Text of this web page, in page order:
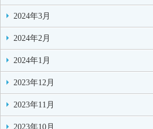
2024年3月
2024年2月
2024年1月
2023年12月
2023年11月
2023年10月